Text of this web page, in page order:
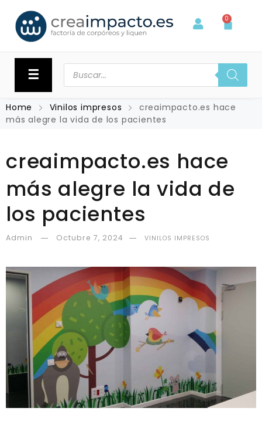
0
☰
Home Vinilos impresos
creaimpacto.es hace
más alegre la vida de los pacientes
creaimpacto.es hace
más alegre la vida de
los pacientes
Admin Octubre 7, 2024 VINILOS IMPRESOS